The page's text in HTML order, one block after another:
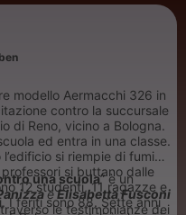
modello Aermacchi 326 in
contro la succursale
di Reno, vicino a Bologna.
ed entra in una classe.
si riempie di fumi
si buttano dalle
12 studenti, 11 ragazze e
I feriti sono 88. Sette anni
una scuola” è un
eElisabetta Fusconi
le testimonianze dei